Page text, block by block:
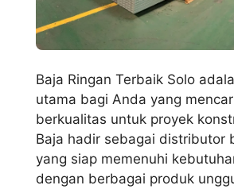
Baja Ringan Terbaik Solo
utama bagi Anda yang
berkualitas untuk proyek
Baja hadir sebagai distributor
yang siap memenuhi
dengan berbagai produk